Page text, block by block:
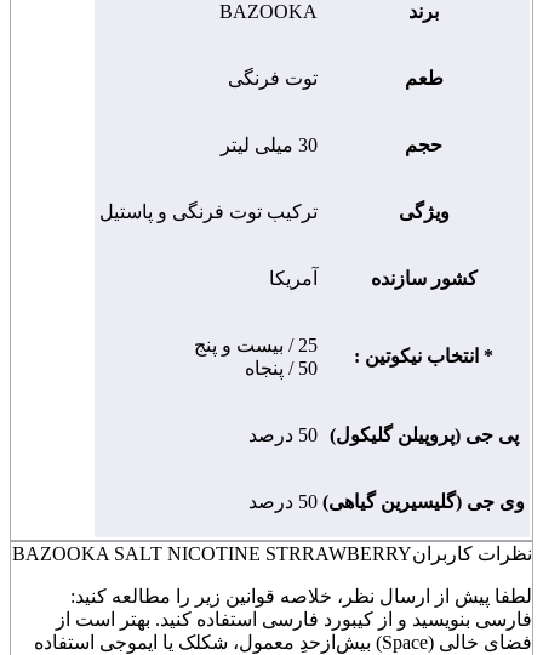
برند BAZOOKA
طعم توت فرنگی
حجم 30 میلی لیتر
ویژگی ترکیب توت فرنگی و پاستیل
کشور سازنده آمریکا
* انتخاب نیکوتین :
25 / بیست و پنج
50 / پنجاه
پی جی (پروپیلن گلیکول) 50 درصد
وی جی (گلیسیرین گیاهی) 50 درصد
نظرات کاربرانBAZOOKA SALT NICOTINE STRRAWBERRY
لطفا پیش از ارسال نظر، خلاصه قوانین زیر را مطالعه کنید:
فارسی بنویسید و از کیبورد فارسی استفاده کنید. بهتر است از
فضای خالی (Space) بیش‌از‌حدِ معمول، شکلک یا ایموجی استفاده